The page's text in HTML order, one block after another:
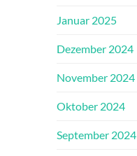
Januar 2025
Dezember 2024
November 2024
Oktober 2024
September 2024